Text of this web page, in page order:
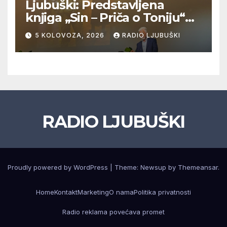
Ljubuški: Predstavljena
knjiga „Sin – Priča o Toniju“
dr. sc. Zdenka Hercega
5 KOLOVOZA, 2026 RADIO LJUBUŠKI
RADIO LJUBUŠKI
Proudly powered by WordPress Theme: Newsup by Themeansar.
HomeKontaktMarketingO namaPolitika privatnosti
Radio reklama povećava promet